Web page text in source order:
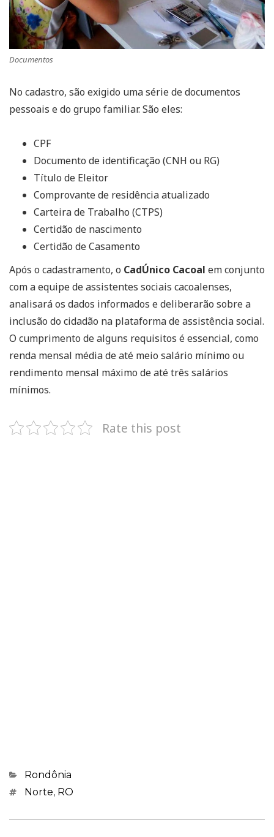
Documentos
No cadastro, são exigido uma série de documentos
pessoais e do grupo familiar. São eles:
CPF
Documento de identificação (CNH ou RG)
Título de Eleitor
Comprovante de residência atualizado
Carteira de Trabalho (CTPS)
Certidão de nascimento
Certidão de Casamento
Após o cadastramento, o CadÚnico Cacoal em conjunto
com a equipe de assistentes sociais cacoalenses,
analisará os dados informados e deliberarão sobre a
inclusão do cidadão na plataforma de assistência social.
O cumprimento de alguns requisitos é essencial, como
renda mensal média de até meio salário mínimo ou
rendimento mensal máximo de até três salários
mínimos.
Rate this post
Categorias
Rondônia
Marcações
Norte, RO